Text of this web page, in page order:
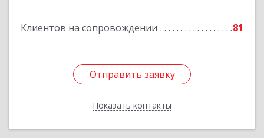
Клиентов на сопровождении 81
Отправить заявку
Показать контакты
Отправить заявку
Назад